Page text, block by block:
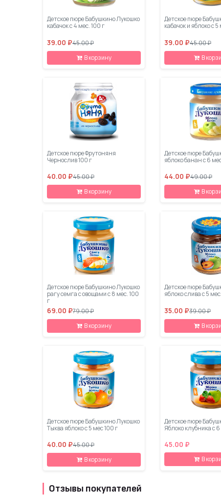
Детское пюре Бабушкино Лукошко
кабачок с 4 мес. 100 г
39.00 ₽45.00 ₽
В корзину
Детское пюре
кабачок и яблоко с 5
39.00 ₽45.00 ₽
В
Детское пюре Фрутоняня
Чернослив 100 г
40.00 ₽45.00 ₽
В корзину
Детское пюре
яблоко банан с 6
44.00 ₽49.00 ₽
В
Детское пюре Бабушкино Лукошко
рагу семга с овощами с 8 мес. 100
г
69.00 ₽79.00 ₽
В корзину
Детское пюре
яблоко слива с 5
35.00 ₽39.00 ₽
В
Детское пюре Бабушкино Лукошко
Тыква яблоко с 5 мес 100 г
40.00 ₽45.00 ₽
В корзину
Детское пюре
Яблоко клубника с
45.00 ₽
В
Отзывы покупателей